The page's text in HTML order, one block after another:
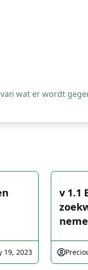
wat er wordt
19, 2023
v 1.1